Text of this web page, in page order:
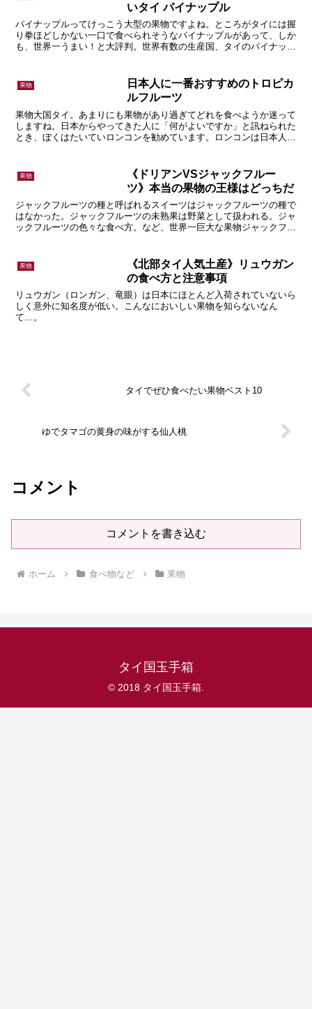
いタイ パイナップル
パイナップルってけっこう大型の果物ですよね。ところがタイには握
り拳ほどしかない一口で食べられそうなパイナップルがあって、しか
も、世界一うまい！と大評判。世界有数の生産国、タイのパイナップ
果物
日本人に一番おすすめのトロピカ
ルフルーツ
果物大国タイ。あまりにも果物があり過ぎてどれを食べようか迷って
しますね。日本からやってきた人に「何がよいですか」と訊ねられた
とき、ぼくはたいていロンコンを勧めています。ロンコンは日本人の
果物
《ドリアンVSジャックフルー
ツ》本当の果物の王様はどっちだ
ジャックフルーツの種と呼ばれるスイーツはジャックフルーツの種で
はなかった。ジャックフルーツの未熟果は野菜として扱われる。ジャ
ックフルーツの色々な食べ方。など、世界一巨大な果物ジャックフル
果物
《北部タイ人気土産》リュウガン
の食べ方と注意事項
リュウガン（ロンガン、竜眼）は日本にほとんど入荷されていないら
しく意外に知名度が低い。こんなにおいしい果物を知らないなん
て…。
タイでぜひ食べたい果物ベスト10
ゆでタマゴの黄身の味がする仙人桃
コメント
コメントを書き込む
ホーム 食べ物など 果物
タイ国玉手箱
© 2018 タイ国玉手箱.